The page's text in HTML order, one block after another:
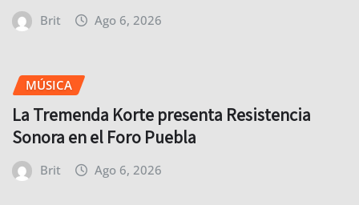
Brit Ago 6, 2026
MÚSICA
La Tremenda Korte presenta Resistencia
Sonora en el Foro Puebla
Brit Ago 6, 2026